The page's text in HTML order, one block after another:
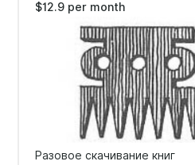
$12.9 per month
Разовое скачивание книг